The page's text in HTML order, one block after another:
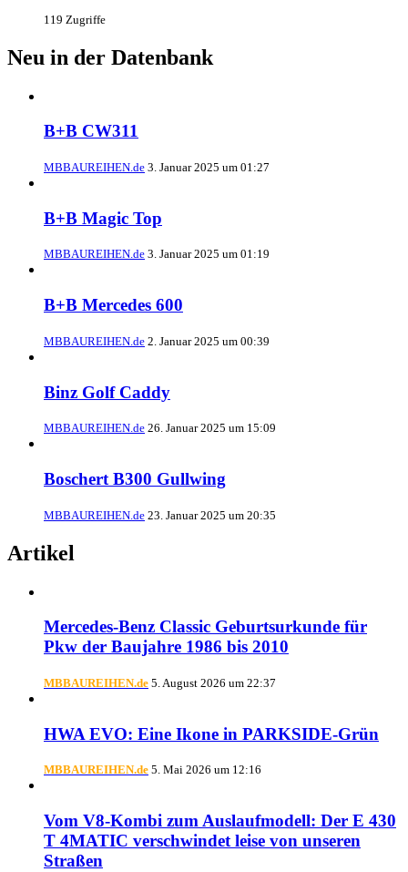
119 Zugriffe
Neu in der Datenbank
B+B CW311
MBBAUREIHEN.de 3. Januar 2025 um 01:27
B+B Magic Top
MBBAUREIHEN.de 3. Januar 2025 um 01:19
B+B Mercedes 600
MBBAUREIHEN.de 2. Januar 2025 um 00:39
Binz Golf Caddy
MBBAUREIHEN.de 26. Januar 2025 um 15:09
Boschert B300 Gullwing
MBBAUREIHEN.de 23. Januar 2025 um 20:35
Artikel
Mercedes-Benz Classic Geburtsurkunde für
Pkw der Baujahre 1986 bis 2010
MBBAUREIHEN.de 5. August 2026 um 22:37
HWA EVO: Eine Ikone in PARKSIDE-Grün
MBBAUREIHEN.de 5. Mai 2026 um 12:16
Vom V8-Kombi zum Auslaufmodell: Der E 430
T 4MATIC verschwindet leise von unseren
Straßen